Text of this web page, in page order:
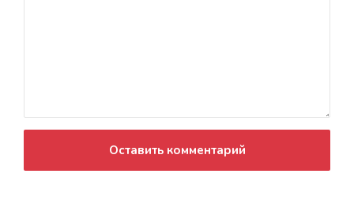
Оставить комментарий